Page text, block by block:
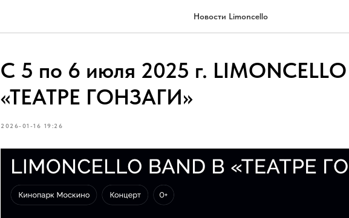
Новости Limoncello
С 5 по 6 июля 2025 г.
«ТЕАТРЕ ГОНЗАГИ»
2026-01-16 19:26